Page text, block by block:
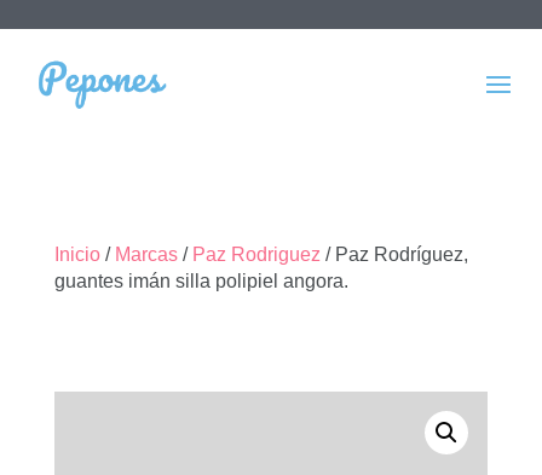
Inicio/ Marcas/ Paz Rodriguez / Paz Rodríguez,
guantes imán silla polipiel angora.